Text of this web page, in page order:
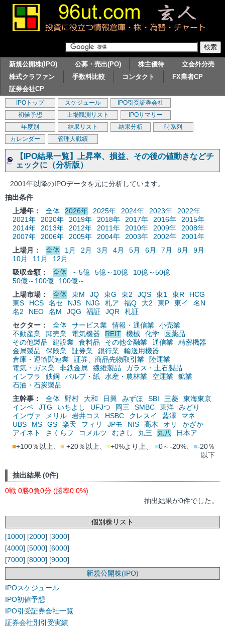
新規公開株(IPO) 公募・売出(PO) 株主優待
立会外分売
株式クラファン
手数料比較 コンタクト
FX業者CP
証券会社CP
IPOトップ スケジュール
IPO引受証券会社
初値予想
上場観測リスト
IPOサマリー
年度別
結果リスト 結果分析
時系列
カレンダー
管理人戦績
【IPO結果一覧】上昇率、損益、その後の値動きなどチ
ェックに（分析版）
2001年以降のIPOデータを元に分析しています。
抽出条件
上場年：
全体 2026年 2025年 2024年 2023年
2022年
2021年
2020年 2019年 2018年 2017年 2016年
2015年
2014年
2013年 2012年 2011年 2010年 2009年
2008年
2007年
2006年 2005年 2004年 2003年 2002年
2001年
上場月：
全体 1月 2月 3月 4月 5月 6月 7月 8月
9月
10月
11月
12月
吸収金額：
全体 ～5億 5億～10億
10億～50億
50億～100億
100億～
上場市場：
全体 東M JQ 東G 東2 JQS 東1 東R
HCG
東S
HCS 名セ NJS NJG 札ア 福Q 大2 東P 東イ
名N
名2
NEO 名M JQG 福証 JQR
札証
セクター：
全体 サービス業 情報・通信業
小売業
不動産業
卸売業 電気機器 REIT 機械 化学
医薬品
その他製品
建設業 食料品 その他金融業 通信業
精密機器
金属製品
保険業 証券業 銀行業
輸送用機器
倉庫・運輸関連業
証券、商品先物取引業
陸運業
電気・ガス業
非鉄金属 繊維製品
ガラス・土石製品
インフラ
鉄鋼 パルプ・紙 水産・農林業 空運業
鉱業
石油・石炭製品
主幹事：
全体 野村 大和 日興 みずほ SBI 三菱
東海東京
インベ
JTG いちよし UFJつ 岡三 SMBC 東洋
みどり
インヴァ
メリル 岩井コス HSBC クレスイ 藍澤
マネ
UBS
MS GS 楽天 フィリ JPモ NIS 髙木 オリ
かざか
アイネト
さくらフ コメルツ むさし 丸三 丸八
日本ア
■+100％以上、 ■ +20％以上、 ■+0%より上、 ■0～-20%、 ■-20％
以下
抽出結果 (0件)
0戦 0勝0負0分 (勝率0.0%)
抽出結果が0件でした。
個別株リスト
[1000] [2000] [3000]
[4000] [5000] [6000]
[7000] [8000] [9000]
新規公開株(IPO)
IPOスケジュール
IPO初値予想
IPO引受証券会社一覧
証券会社別引受実績